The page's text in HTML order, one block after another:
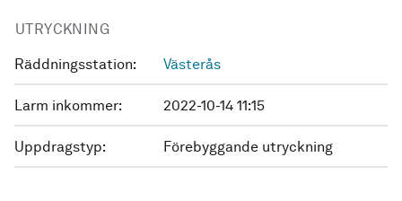
UTRYCKNING
Räddningsstation: Västerås
Larm inkommer: 2022-10-14 11:15
Uppdragstyp: Förebyggande utryckning